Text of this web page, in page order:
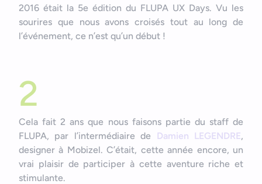
2016 était la 5e édition du FLUPA UX Days. Vu les
sourires que nous avons croisés tout au long de
l’événement, ce n’est qu’un début !
2
Cela fait 2 ans que nous faisons partie du staff de
FLUPA, par l’intermédiaire de
Damien LEGENDRE,
designer à Mobizel. C’était, cette année encore, un
vrai plaisir de participer à cette aventure riche et
stimulante.